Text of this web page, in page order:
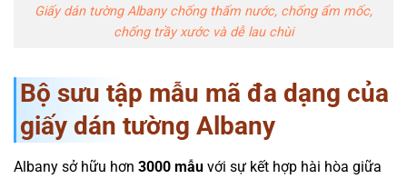
Giấy dán tường Albany chống thấm nước, chống ẩm mốc,
chống trầy xước và dễ lau chùi
Bộ sưu tập mẫu mã đa dạng của
giấy dán tường Albany
Albany sở hữu hơn 3000 mẫu với sự kết hợp hài hòa giữa